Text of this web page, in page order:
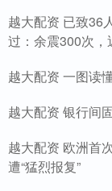
越大配资 已致36
过：余震300次，
越大配资 一图读
越大配资 银行间
越大配资 欧洲首
遭“猛烈报复”